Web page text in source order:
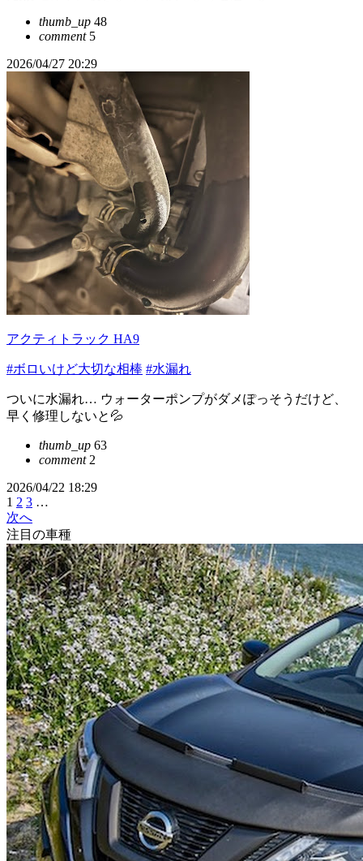
thumb_up 48
comment5
2026/04/27 20:29
アクティトラック HA9
#ボロいけど大切な相棒 #水漏れ
ついに水漏れ… ウォーターポンプがダメぽっそうだけど、
早く修理しないと💦
thumb_up 63
comment2
2026/04/22 18:29
1 2 3 …
次へ
注目の車種